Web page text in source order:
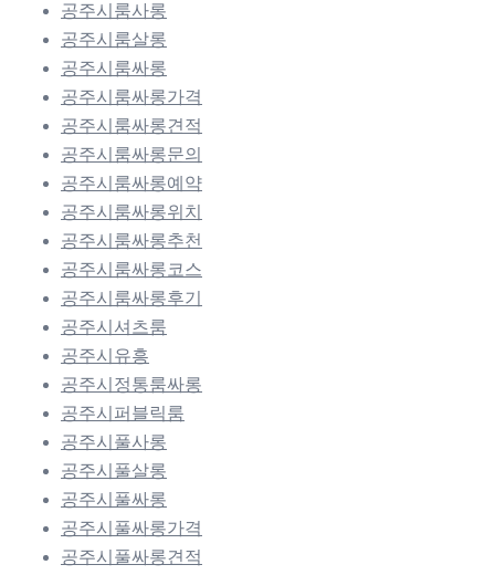
공주시룸사롱
공주시룸살롱
공주시룸싸롱
공주시룸싸롱가격
공주시룸싸롱견적
공주시룸싸롱문의
공주시룸싸롱예약
공주시룸싸롱위치
공주시룸싸롱추천
공주시룸싸롱코스
공주시룸싸롱후기
공주시셔츠룸
공주시유흥
공주시정통룸싸롱
공주시퍼블릭룸
공주시풀사롱
공주시풀살롱
공주시풀싸롱
공주시풀싸롱가격
공주시풀싸롱견적